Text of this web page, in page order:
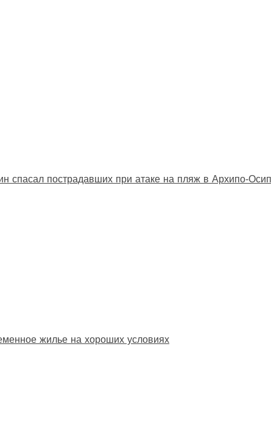
спасал пострадавших при атаке на пляж в
жилье на хороших условиях